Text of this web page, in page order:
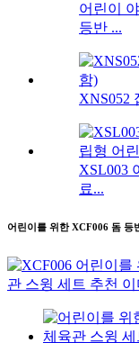
어린이
등반 ...
XNS052
XSL003
료...
어린이를 위한 XCF006 돔 등